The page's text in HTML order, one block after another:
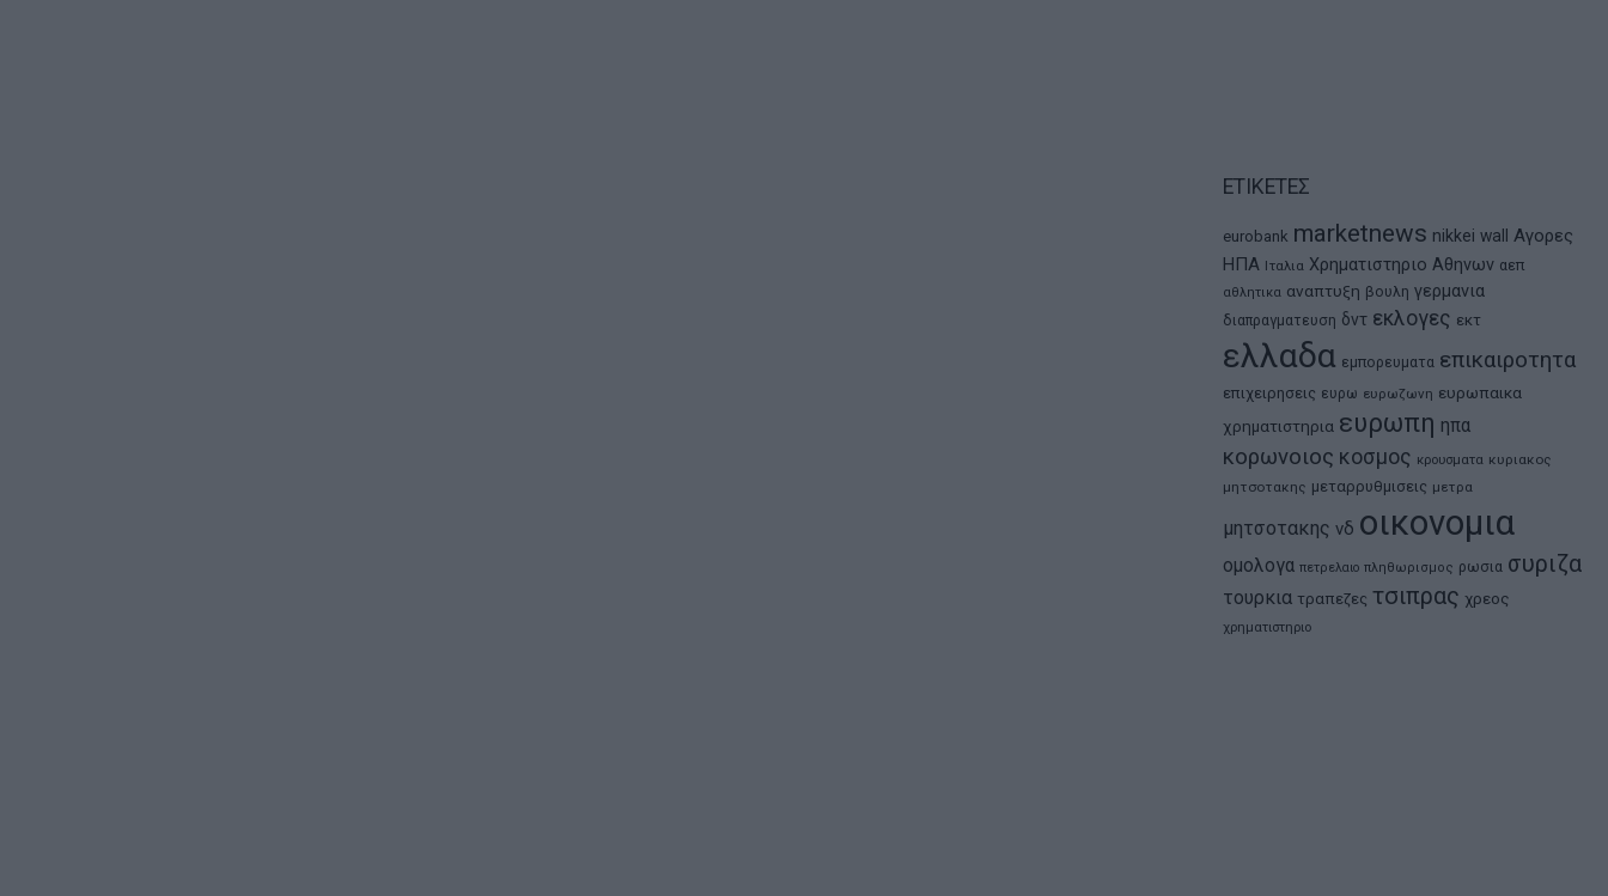
ΕΤΙΚΕΤΕΣ
eurobank marketnews nikkei wall
Αγορες
ΗΠΑ Ιταλια Χρηματιστηριο Αθηνων αεπ
αθλητικα αναπτυξη βουλη γερμανια
διαπραγματευση δντ εκλογες εκτ
ελλαδα εμπορευματα επικαιροτητα
επιχειρησεις ευρω ευρωζωνη ευρωπαικα
χρηματιστηρια ευρωπη ηπα
κορωνοιος κοσμος κρουσματα κυριακος
μητσοτακης μεταρρυθμισεις μετρα
μητσοτακης νδ οικονομια
ομολογα πετρελαιο πληθωρισμος ρωσια συριζα
τουρκια τραπεζες τσιπρας χρεος
χρηματιστηριο